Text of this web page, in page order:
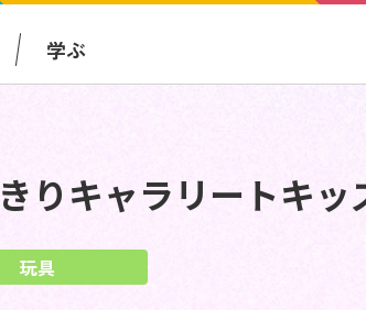
学ぶ
りキャラリートキ
玩具